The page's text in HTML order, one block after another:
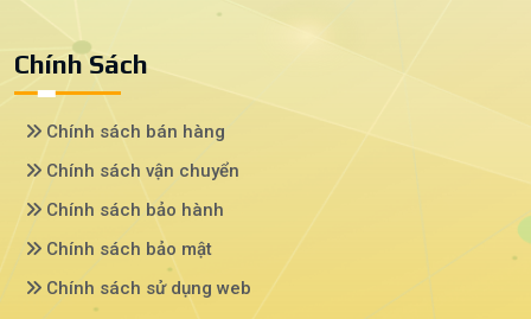
Chính Sách
Chính sách bán hàng
Chính sách vận chuyển
Chính sách bảo hành
Chính sách bảo mật
Chính sách sử dụng web